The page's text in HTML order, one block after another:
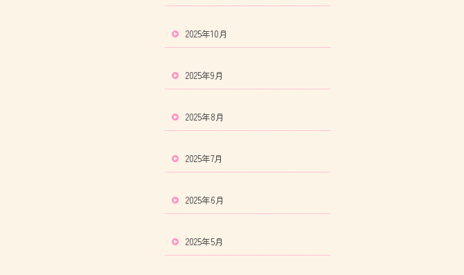
2025年10月
2025年9月
2025年8月
2025年7月
2025年6月
2025年5月